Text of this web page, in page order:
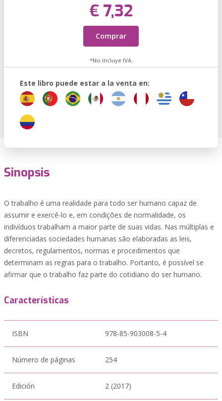
€ 7,32
Comprar
*No incluye IVA.
Este libro puede estar a la venta en:
Sinopsis
O trabalho é uma realidade para todo ser humano capaz de
assumir e exercê-lo e, em condições de normalidade, os
indivíduos trabalham a maior parte de suas vidas. Nas múltiplas e
diferenciadas sociedades humanas são elaboradas as leis,
decretos, regulamentos, normas e procedimentos que
determinam as regras para o trabalho. Portanto, é possível se
afirmar que o trabalho faz parte do cotidiano do ser humano.
Características
ISBN 978-85-903008-5-4
Número de páginas 254
Edición 2 (2017)